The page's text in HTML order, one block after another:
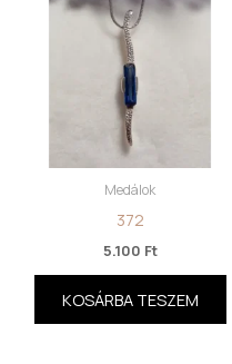
Medálok
372
5.100 Ft
KOSÁRBA TESZEM